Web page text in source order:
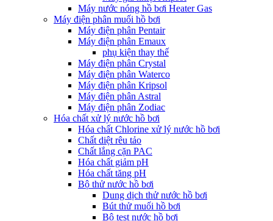
Máy nước nóng hồ bơi Heater Gas
Máy điện phân muối hồ bơi
Máy điện phân Pentair
Máy điện phân Emaux
phụ kiện thay thế
Máy điện phân Crystal
Máy điện phân Waterco
Máy điện phân Kripsol
Máy điện phân Astral
Máy điện phân Zodiac
Hóa chất xử lý nước hồ bơi
Hóa chất Chlorine xử lý nước hồ bơi
Chất diệt rêu tảo
Chất lắng cặn PAC
Hóa chất giảm pH
Hóa chất tăng pH
Bộ thử nước hồ bơi
Dung dịch thử nước hồ bơi
Bút thử muối hồ bơi
Bộ test nước hồ bơi